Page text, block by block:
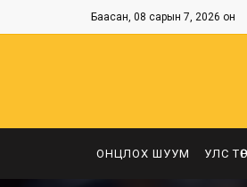
Баасан, 08 сарын 7, 2026 он
ОНЦЛОХ ШУУМ УЛС ТӨР